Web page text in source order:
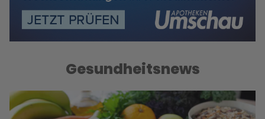
Gesundheitsnews